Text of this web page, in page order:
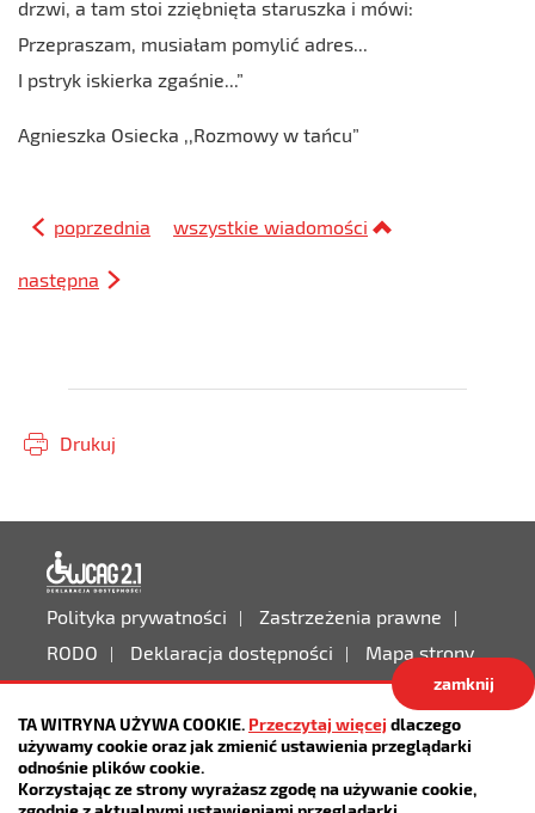
TA WITRYNA UŻYWA COOKIE. Przeczytaj więcej dlaczego
używamy cookie oraz jak zmienić ustawienia przeglądarki
odnośnie plików cookie.
Korzystając ze strony wyrażasz zgodę na używanie cookie,
zamknij
drzwi, a tam stoi zziębnięta staruszka i mówi:
Przepraszam, musiałam pomylić adres...
I pstryk iskierka zgaśnie...”
Agnieszka Osiecka ,,Rozmowy w tańcu”
poprzednia wszystkie wiadomości
następna
Drukuj
Polityka prywatności
Zastrzeżenia prawne
RODO
Deklaracja dostępności Mapa strony
Projekt: IntraCOM.pl